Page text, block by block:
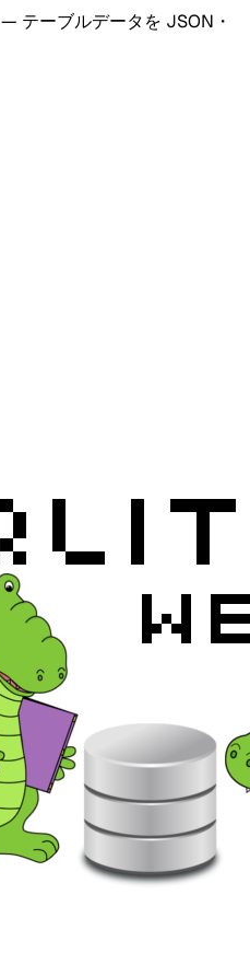
— テーブルデータを JSON・